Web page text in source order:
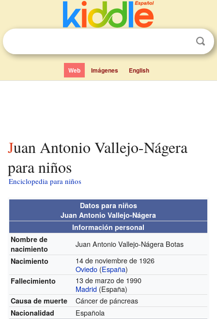
Web Imágenes English
Juan Antonio Vallejo-Nágera
para niños
Enciclopedia para niños
Datos para niños
Juan Antonio Vallejo-Nágera
Información personal
Nombre de
nacimiento
Juan Antonio Vallejo-Nágera Botas
Nacimiento
14 de noviembre de 1926
Oviedo (España)
Fallecimiento
13 de marzo de 1990
Madrid (España)
Causa de muerte Cáncer de páncreas
Nacionalidad Española